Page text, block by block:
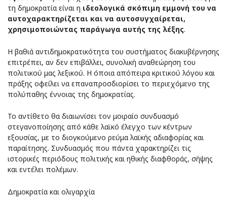
τη δημοκρατία είναι η ιδεολογικά σκόπιμη εμμονή του να
αυτοχαρακτηρίζεται και να αυτοσυγχαίρεται,
χρησιμοποιώντας παράγωγα αυτής της λέξης.
Η βαθιά αντιδημοκρατικότητα του συστήματος διακυβέρνησης
επιτρέπει, αν δεν επιβάλλει, συνολική αναθεώρηση του
πολιτικού μας λεξικού. Η όποια απόπειρα κριτικού λόγου και
πράξης οφείλει να επαναπροσδιορίσει το περιεχόμενο της
πολύπαθης έννοιας της δημοκρατίας.
Το αντίθετο θα διαιωνίσει τον μοιραίο συνδυασμό
στεγανοποίησης από κάθε λαϊκό έλεγχο των κέντρων
εξουσίας, με το διογκούμενο ρεύμα λαϊκής αδιαφορίας και
παραίτησης. Συνδυασμός που πάντα χαρακτηρίζει τις
ιστορικές περιόδους πολιτικής και ηθικής διαφθοράς, σήψης
και εντέλει πολέμων.
Δημοκρατία και ολιγαρχία